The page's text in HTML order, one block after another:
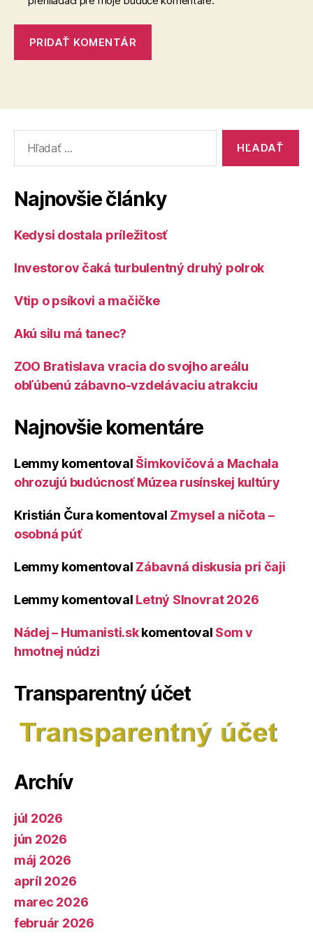
Najnovšie články
Kedysi dostala príležitosť
Investorov čaká turbulentný druhý polrok
Vtip o psíkovi a mačičke
Akú silu má tanec?
ZOO Bratislava vracia do svojho areálu
obľúbenú zábavno-vzdelávaciu atrakciu
Najnovšie komentáre
Lemmy komentoval Šimkovičová a Machala
ohrozujú budúcnosť Múzea rusínskej kultúry
Kristián Čura komentoval Zmysel a ničota –
osobná púť
Lemmy komentoval Zábavná diskusia pri čaji
Lemmy komentoval Letný Slnovrat 2026
Nádej – Humanisti.skkomentoval Som v
hmotnej núdzi
Transparentný účet
Archív
júl 2026
jún 2026
máj 2026
apríl 2026
marec 2026
február 2026